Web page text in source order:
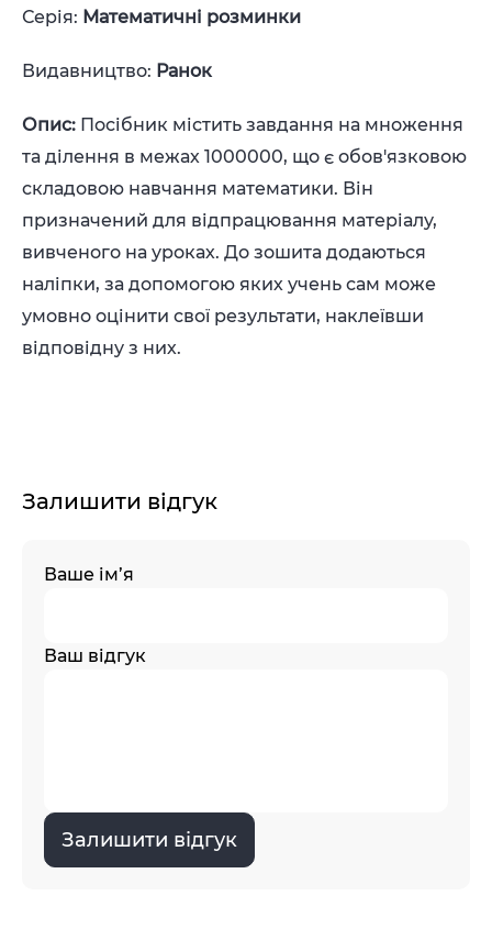
Серія: Математичні розминки
Видавництво: Ранок
Опис: Посібник містить завдання на множення
та ділення в межах 1000000, що є обов'язковою
складовою навчання математики. Він
призначений для відпрацювання матеріалу,
вивченого на уроках. До зошита додаються
наліпки, за допомогою яких учень сам може
умовно оцінити свої результати, наклеївши
відповідну з них.
Залишити відгук
Ваше ім’я
Ваш відгук
Залишити відгук